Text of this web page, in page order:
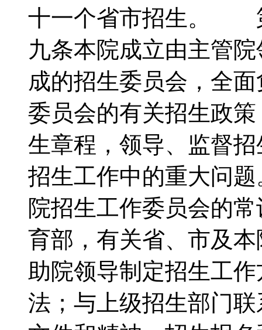
十一个省市招生。
九条本院成立由主管
成的招生委员会，全
委员会的有关招生政
生章程，领导、监督
招生工作中的重大问
院招生工作委员会的
育部，有关省、市及
助院领导制定招生工
法；与上级招生部门